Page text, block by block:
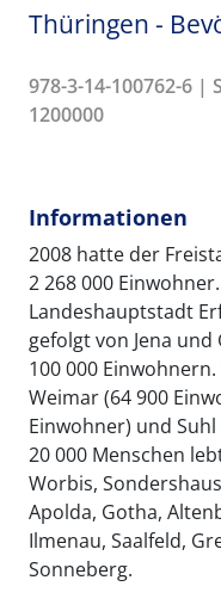
Thüringen -
978-3-14-100762-6 |
1200000
Informationen
2008 hatte der
2 268 000
Landeshauptstadt
gefolgt von Jena
100 000
Weimar (64 900
Einwohner) und
20 000 Menschen
Worbis,
Apolda, Gotha,
Ilmenau, Saalfeld,
Sonneberg.